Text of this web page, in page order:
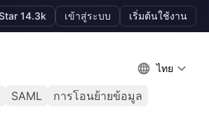
14.3k เข้าสู่ระบบ เริ่มต้นใช้งาน
ไทย
SAML การโอนย้ายข้อมูล